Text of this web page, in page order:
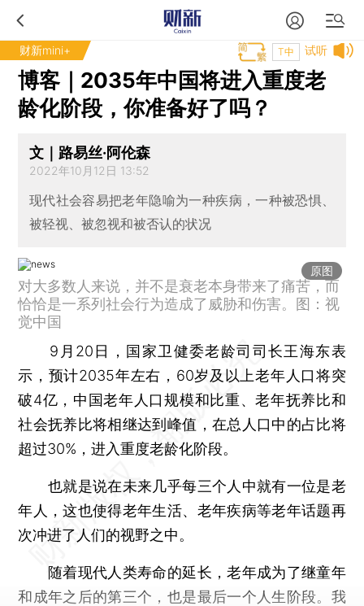
财新mini+ 试听
T中
博客｜2035年中国将进入重度老
龄化阶段，你准备好了吗？
文｜路易丝·阿伦森
2022年10月12日 13:52
现代社会容易把老年隐喻为一种疾病，一种被恐惧、
被轻视、被忽视和被否认的状况
原图
对大多数人来说，并不是衰老本身带来了痛苦，而
恰恰是一系列社会行为造成了威胁和伤害。图：视
觉中国
9月20日，国家卫健委老龄司司长王海东表
示，预计2035年左右，60岁及以上老年人口将突
破4亿，中国老年人口规模和比重、老年抚养比和
社会抚养比将相继达到峰值，在总人口中的占比将
超过30%，进入重度老龄化阶段。
也就是说在未来几乎每三个人中就有一位是老
年人，这也使得老年生活、老年疾病等老年话题再
次冲进了人们的视野之中。
随着现代人类寿命的延长，老年成为了继童年
和成年之后的第三个，也是最后一个人生阶段。我